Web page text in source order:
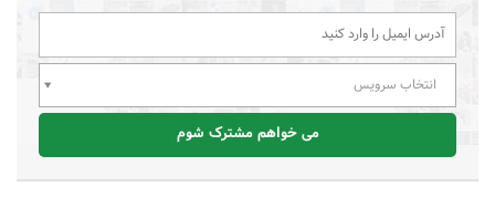
انتخاب سرویس
می خواهم مشترک شوم